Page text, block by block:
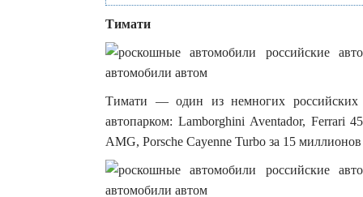
Тимати
Тимати — один из немногих российских
автопарком: Lamborghini Aventador, Ferrari
AMG, Porsche Cayenne Turbo за 15